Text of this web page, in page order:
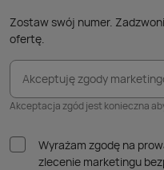
Zostaw swój numer.
ofertę.
Akceptuję zgody
Akceptacja zgód jest konieczna
Wyrażam zgodę na
zlecenie marketingu